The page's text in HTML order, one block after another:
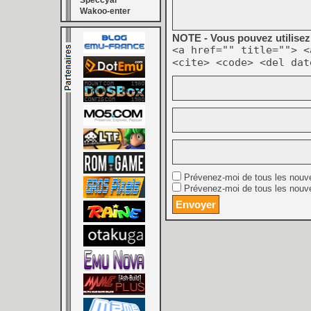
Wakoo-enter
NOTE - Vous pouvez
<a href="" title="">
<cite> <code> <del
Prévenez-moi de tous les
Prévenez-moi de tous les